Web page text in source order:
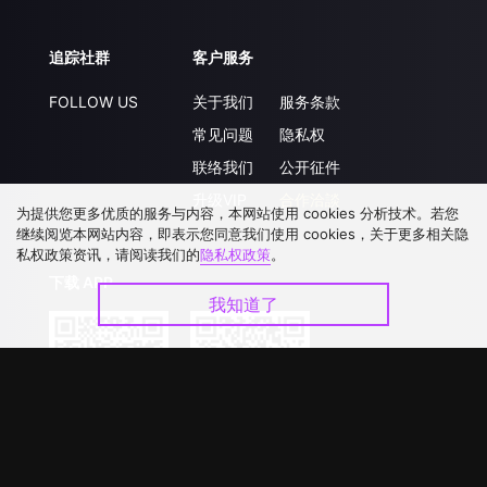
追踪社群
FOLLOW US
客户服务
关于我们
常见问题
联络我们
服务条款
隐私权
公开征件
下载 APP
为提供您更多优质的服务与内容，本网站使用 cookies 分析技术。若您
继续阅览本网站内容，即表示您同意我们使用 cookies，关于更多相关隐
私权政策资讯，请阅读我们的隐私权政策。
我知道了